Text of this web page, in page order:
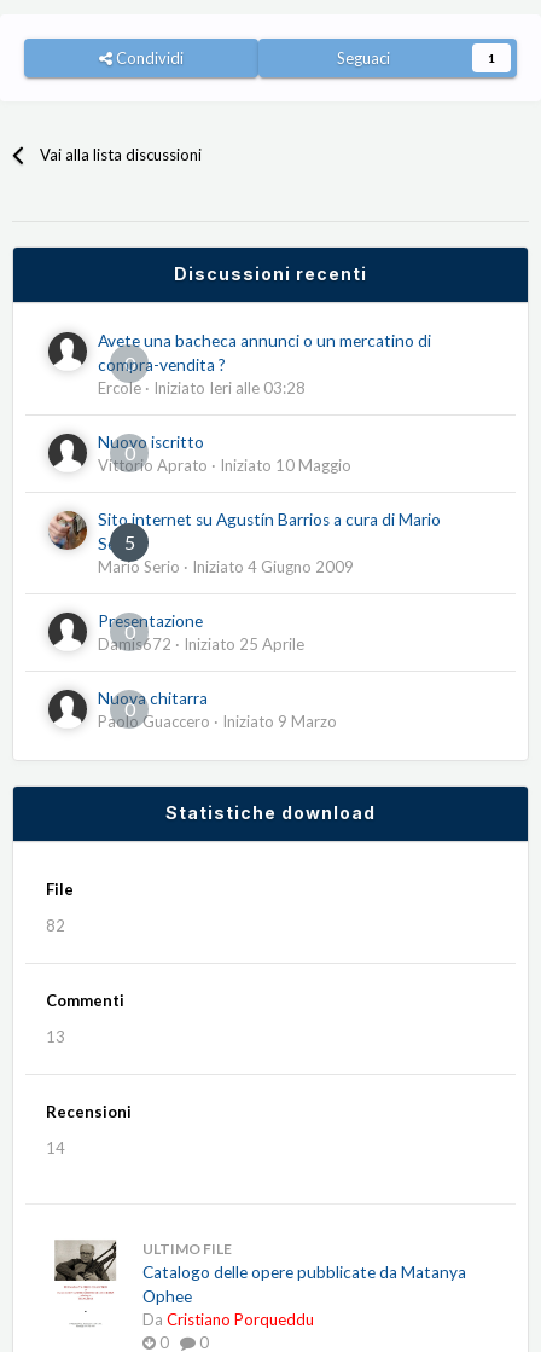
Condividi Seguaci 1
Vai alla lista discussioni
Discussioni recenti
0
Avete una bacheca annunci o un mercatino di
compra-vendita ?
Ercole · Iniziato Ieri alle 03:28
0
Nuovo iscritto
Vittorio Aprato · Iniziato 10 Maggio
5
Sito internet su Agustín Barrios a cura di Mario
Serio
Mario Serio · Iniziato 4 Giugno 2009
0
Presentazione
Damis672 · Iniziato 25 Aprile
0
Nuova chitarra
Paolo Guaccero · Iniziato 9 Marzo
Statistiche download
File
82
Commenti
13
Recensioni
14
ULTIMO FILE
Catalogo delle opere pubblicate da Matanya
Ophee
Da Cristiano Porqueddu
0
0